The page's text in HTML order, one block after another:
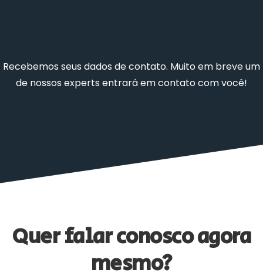
Recebemos seus dados de contato. Muito em breve um
de nossos experts entrará em contato com você!
Quer falar conosco agora
mesmo?